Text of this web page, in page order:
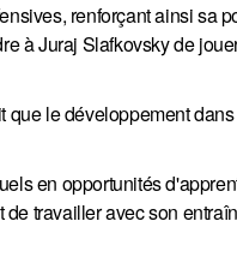
renforçant ainsi sa
à Juraj Slafkovsky de
que le développement
en opportunités
travailler avec son